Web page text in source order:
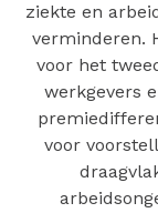
ziekte en
verminderen.
voor het
werkgevers
voor